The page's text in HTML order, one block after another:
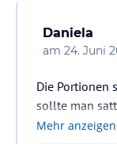
Daniela
am 24. Juni
Die Portionen
sollte man
Aber stimmt,
Mehr anzeigen